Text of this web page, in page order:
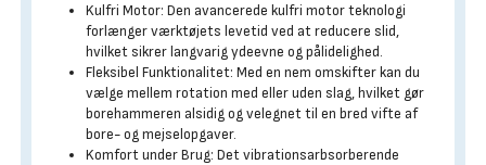
Kulfri Motor: Den avancerede kulfri motor teknologi
forlænger værktøjets levetid ved at reducere slid,
hvilket sikrer langvarig ydeevne og pålidelighed.
Fleksibel Funktionalitet: Med en nem omskifter kan du
vælge mellem rotation med eller uden slag, hvilket gør
borehammeren alsidig og velegnet til en bred vifte af
bore- og mejselopgaver.
Komfort under Brug: Det vibrationsarbsorberende